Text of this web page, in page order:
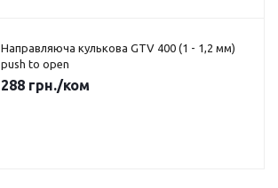
Направляюча кулькова GTV 400 (1 - 1,2 мм)
push to open
288 грн./ком